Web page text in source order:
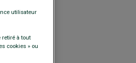
utilisateur
à tout
cookies » ou